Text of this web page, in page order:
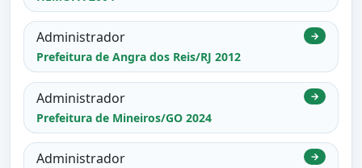
Administrador
Prefeitura de Angra dos Reis/RJ 2012
→
Administrador
Prefeitura de Mineiros/GO 2024
→
Administrador →